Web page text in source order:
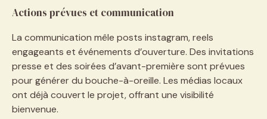
Actions prévues et communication
La communication mêle posts instagram, reels
engageants et événements d’ouverture. Des invitations
presse et des soirées d’avant-première sont prévues
pour générer du bouche-à-oreille. Les médias locaux
ont déjà couvert le projet, offrant une visibilité
bienvenue.